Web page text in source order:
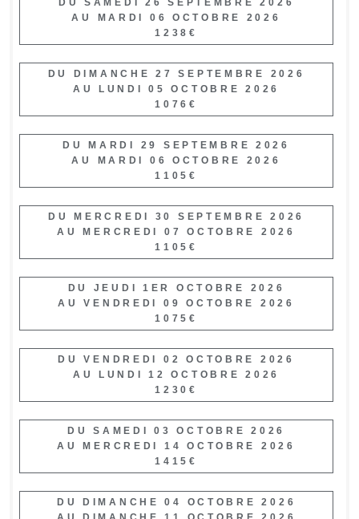
AU MARDI 06 OCTOBRE 2026
1238€
DU DIMANCHE 27 SEPTEMBRE 2026
AU LUNDI 05 OCTOBRE 2026
1076€
DU MARDI 29 SEPTEMBRE 2026
AU MARDI 06 OCTOBRE 2026
1105€
DU MERCREDI 30 SEPTEMBRE 2026
AU MERCREDI 07 OCTOBRE 2026
1105€
DU JEUDI 1ER OCTOBRE 2026
AU VENDREDI 09 OCTOBRE 2026
1075€
DU VENDREDI 02 OCTOBRE 2026
AU LUNDI 12 OCTOBRE 2026
1230€
DU SAMEDI 03 OCTOBRE 2026
AU MERCREDI 14 OCTOBRE 2026
1415€
DU DIMANCHE 04 OCTOBRE 2026